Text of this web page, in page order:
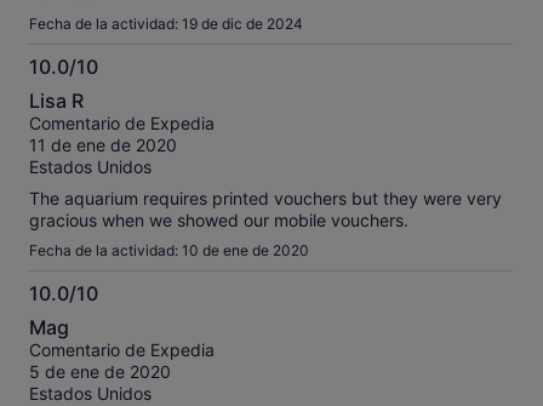
Academy, The Africa Wing. The dioramas are gorgeous, but
Fecha de la actividad: 19 de dic de 2024
10.0/10
10.0
sobre
10
Lisa R
Comentario de Expedia
11 de ene de 2020
Estados Unidos
The aquarium requires printed vouchers but they were very
gracious when we showed our mobile vouchers.
Fecha de la actividad: 10 de ene de 2020
10.0/10
10.0
sobre
10
Mag
Comentario de Expedia
5 de ene de 2020
Estados Unidos